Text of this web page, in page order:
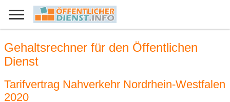
Gehaltsrechner für den Öffentlichen
Dienst
Tarifvertrag Nahverkehr Nordrhein-Westfalen
2020